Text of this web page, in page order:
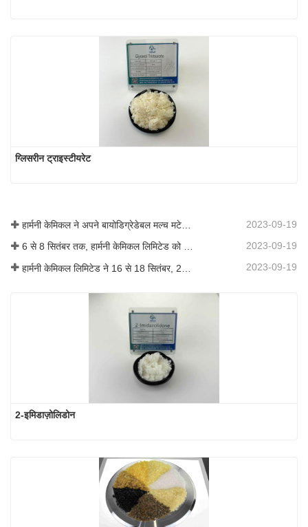
ग्लिसरीन ट्राइस्टीयरेट
2023-09-19
6 से 8 सितंबर तक, हार्मनी केमिकल लिमिटेड को कोटिंग्स ट्रेंड्स एंड टेक्नोलॉजी समिट (सीटीटी) में प्रदर्शन के लिए आमंत्रित किया गया था। 2023-09-19
2023-09-19
2-इमिडाज़ोलिडोन